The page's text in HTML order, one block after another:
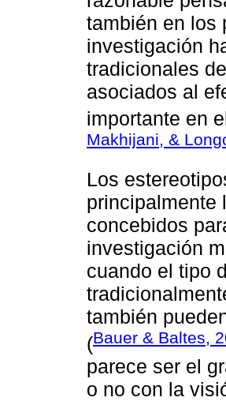
también en los
investigación
tradicionales
asociados al
importante en
Makhijani, &
Los
principalmente
concebidos
investigación
cuando el tipo
también
(Bauer & Baltes,
parece ser el
o no con la